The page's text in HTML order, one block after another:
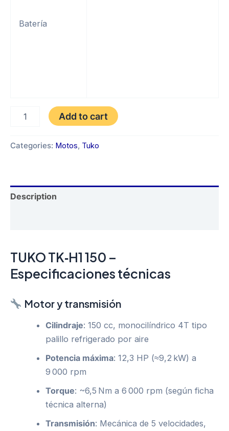
Batería
150
Add to cart
Categories: Motos, Tuko
Description
TUKO TK‑H1 150 –
Especificaciones técnicas
Motor y transmisión
Cilindraje: 150 cc, monocilíndrico 4T tipo
palillo refrigerado por aire
Potencia máxima: 12,3 HP (≈9,2 kW) a
9 000 rpm
Torque: ~6,5 Nm a 6 000 rpm (según ficha
técnica alterna)
Transmisión: Mecánica de 5 velocidades,